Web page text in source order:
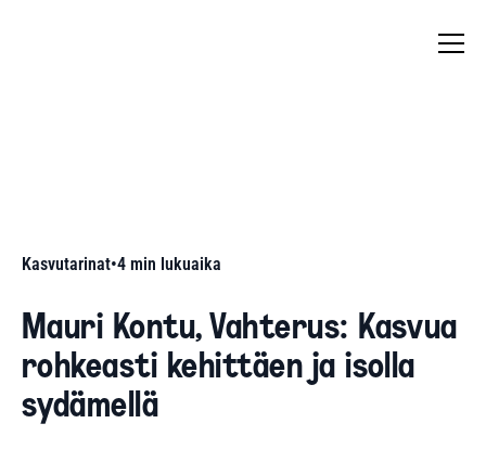
Kasvutarinat•4 min lukuaika
Mauri Kontu, Vahterus: Kasvua
rohkeasti kehittäen ja isolla
sydämellä